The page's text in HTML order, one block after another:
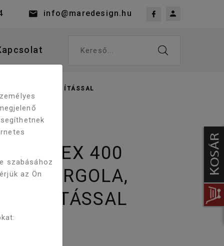
info@maredesign.hu
Kereső...
LED VILÁGÍTÁSSAL
400
PERGOLA,
szabásához
az Ön